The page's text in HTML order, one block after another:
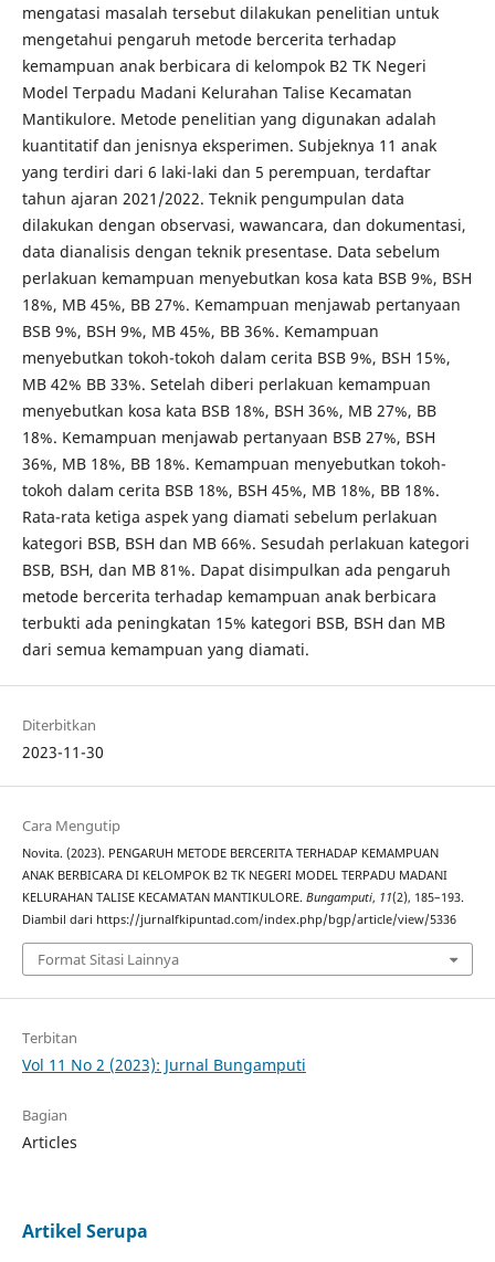
mengatasi masalah tersebut dilakukan penelitian untuk
mengetahui pengaruh metode bercerita terhadap
kemampuan anak berbicara di kelompok B2 TK Negeri
Model Terpadu Madani Kelurahan Talise Kecamatan
Mantikulore. Metode penelitian yang digunakan adalah
kuantitatif dan jenisnya eksperimen. Subjeknya 11 anak
yang terdiri dari 6 laki-laki dan 5 perempuan, terdaftar
tahun ajaran 2021/2022. Teknik pengumpulan data
dilakukan dengan observasi, wawancara, dan dokumentasi,
data dianalisis dengan teknik presentase. Data sebelum
perlakuan kemampuan menyebutkan kosa kata BSB 9%, BSH
18%, MB 45%, BB 27%. Kemampuan menjawab pertanyaan
BSB 9%, BSH 9%, MB 45%, BB 36%. Kemampuan
menyebutkan tokoh-tokoh dalam cerita BSB 9%, BSH 15%,
MB 42% BB 33%. Setelah diberi perlakuan kemampuan
menyebutkan kosa kata BSB 18%, BSH 36%, MB 27%, BB
18%. Kemampuan menjawab pertanyaan BSB 27%, BSH
36%, MB 18%, BB 18%. Kemampuan menyebutkan tokoh-
tokoh dalam cerita BSB 18%, BSH 45%, MB 18%, BB 18%.
Rata-rata ketiga aspek yang diamati sebelum perlakuan
kategori BSB, BSH dan MB 66%. Sesudah perlakuan kategori
BSB, BSH, dan MB 81%. Dapat disimpulkan ada pengaruh
metode bercerita terhadap kemampuan anak berbicara
terbukti ada peningkatan 15% kategori BSB, BSH dan MB
dari semua kemampuan yang diamati.
Diterbitkan
2023-11-30
Cara Mengutip
Novita. (2023). PENGARUH METODE BERCERITA TERHADAP KEMAMPUAN
ANAK BERBICARA DI KELOMPOK B2 TK NEGERI MODEL TERPADU MADANI
KELURAHAN TALISE KECAMATAN MANTIKULORE. Bungamputi, 11(2), 185–193.
Diambil dari https://jurnalfkipuntad.com/index.php/bgp/article/view/5336
Format Sitasi Lainnya
Terbitan
Vol 11 No 2 (2023): Jurnal Bungamputi
Bagian
Articles
Artikel Serupa